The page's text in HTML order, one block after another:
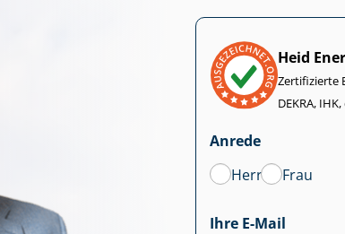
Heid
Zertifizierte
DEKRA,
Anrede
Herr
Frau
Ihre E-Mail